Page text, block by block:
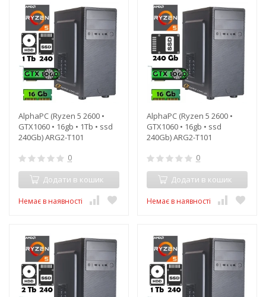
AlphaPC (Ryzen 5 2600 •
GTX1060 • 16gb • 1Tb • ssd
240Gb) ARG2-T101
0
Додати в кошик
Немає в наявності
AlphaPC (Ryzen 5 2600 •
GTX1060 • 16gb • ssd
240Gb) ARG2-T101
0
Додати в кошик
Немає в наявності